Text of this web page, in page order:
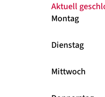
Aktuell
Montag
Dienstag
Mittwoch